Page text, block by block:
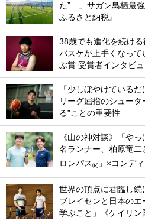
た”…」サガン鳥栖最
ふるさと納税』
38歳でも進化を続け
バスケが上手くなっ
ぶ賞 受賞者インタビュ
「少しぼやけている
リーグ屈指のシュータ
る”ことの重要性
《山の神対談》「や
名ランナー、柏原竜
ロンパス® 」×コンデ
世界の頂点に君臨し続
ブレイセンと日本の
学ぶこと」《ケイリン